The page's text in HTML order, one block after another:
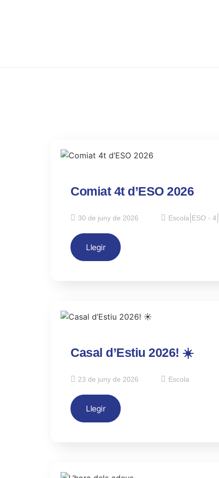
Comiat 4t d’ESO 2026
30 de juny de 2026 Escola ESO - 4
Llegir
Casal d’Estiu 2026! ☀️
23 de juny de 2026 Escola
Llegir